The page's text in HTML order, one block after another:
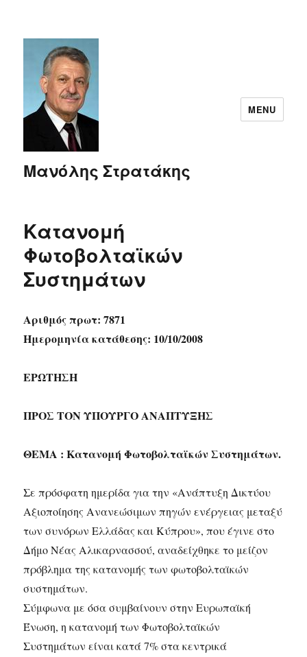
Μανόλης Στρατάκης
MENU
Κατανομή
Φωτοβολταϊκών
Συστημάτων
Αριθμός πρωτ: 7871
Ημερομηνία κατάθεσης: 10/10/2008
ΕΡΩΤΗΣΗ
ΠΡΟΣ ΤΟΝ ΥΠΟΥΡΓΟ ΑΝΑΠΤΥΞΗΣ
ΘΕΜΑ : Κατανομή Φωτοβολταϊκών Συστημάτων.
Σε πρόσφατη ημερίδα για την «Ανάπτυξη Δικτύου
Αξιοποίησης Ανανεώσιμων πηγών ενέργειας μεταξύ
των συνόρων Ελλάδας και Κύπρου», που έγινε στο
Δήμο Νέας Αλικαρνασσού, αναδείχθηκε το μείζον
πρόβλημα της κατανομής των φωτοβολταϊκών
συστημάτων.
Σύμφωνα με όσα συμβαίνουν στην Ευρωπαϊκή
Ένωση, η κατανομή των Φωτοβολταϊκών
Συστημάτων είναι κατά 7% στα κεντρικά